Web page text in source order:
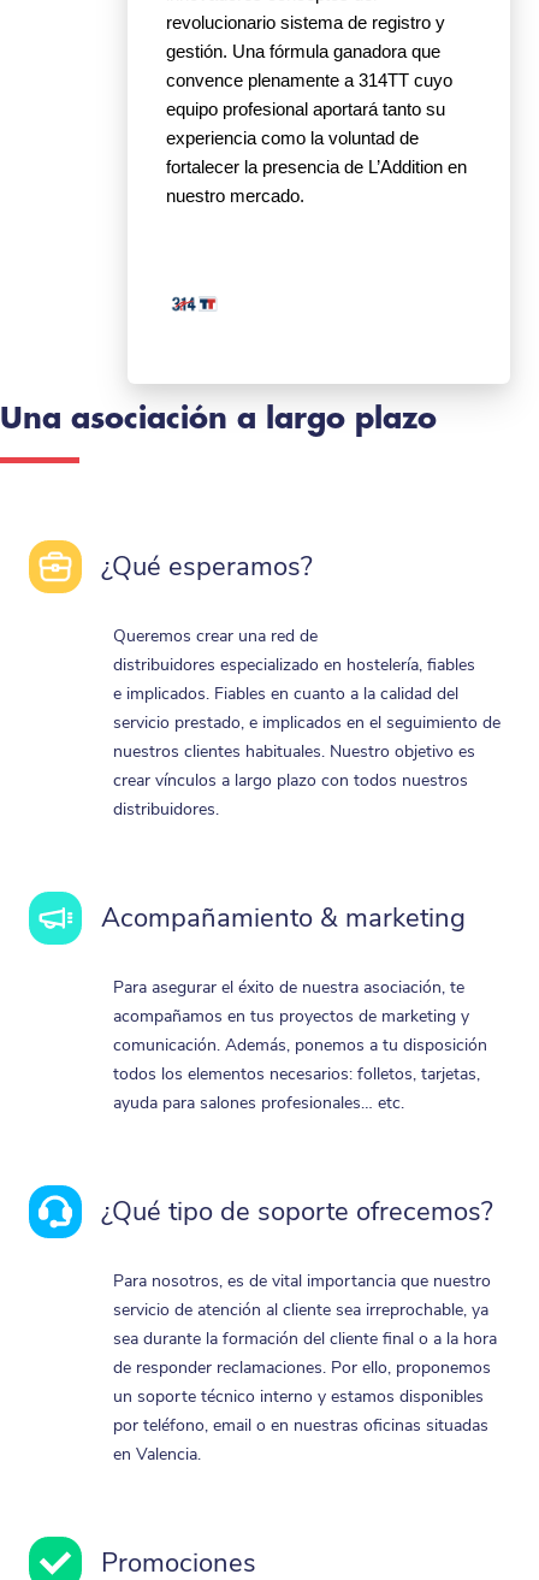
revolucionario sistema de registro y
gestión. Una fórmula ganadora que
convence plenamente a 314TT cuyo
equipo profesional aportará tanto su
experiencia como la voluntad de
fortalecer la presencia de L’Addition en
nuestro mercado.
Una asociación a largo plazo
¿Qué esperamos?
Queremos crear una red de
distribuidores especializado en hostelería, fiables
e implicados. Fiables en cuanto a la calidad del
servicio prestado, e implicados en el seguimiento de
nuestros clientes habituales. Nuestro objetivo es
crear vínculos a largo plazo con todos nuestros
distribuidores.
Acompañamiento & marketing
Para asegurar el éxito de nuestra asociación, te
acompañamos en tus proyectos de marketing y
comunicación. Además, ponemos a tu disposición
todos los elementos necesarios: folletos, tarjetas,
ayuda para salones profesionales… etc.
¿Qué tipo de soporte ofrecemos?
Para nosotros, es de vital importancia que nuestro
servicio de atención al cliente sea irreprochable, ya
sea durante la formación del cliente final o a la hora
de responder reclamaciones. Por ello, proponemos
un soporte técnico interno y estamos disponibles
por teléfono, email o en nuestras oficinas situadas
en Valencia.
Promociones